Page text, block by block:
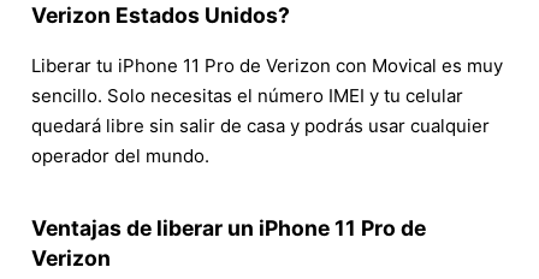
Verizon Estados Unidos?
Liberar tu iPhone 11 Pro de Verizon con Movical es muy
sencillo. Solo necesitas el número IMEI y tu celular
quedará libre sin salir de casa y podrás usar cualquier
operador del mundo.
Ventajas de liberar un iPhone 11 Pro de
Verizon